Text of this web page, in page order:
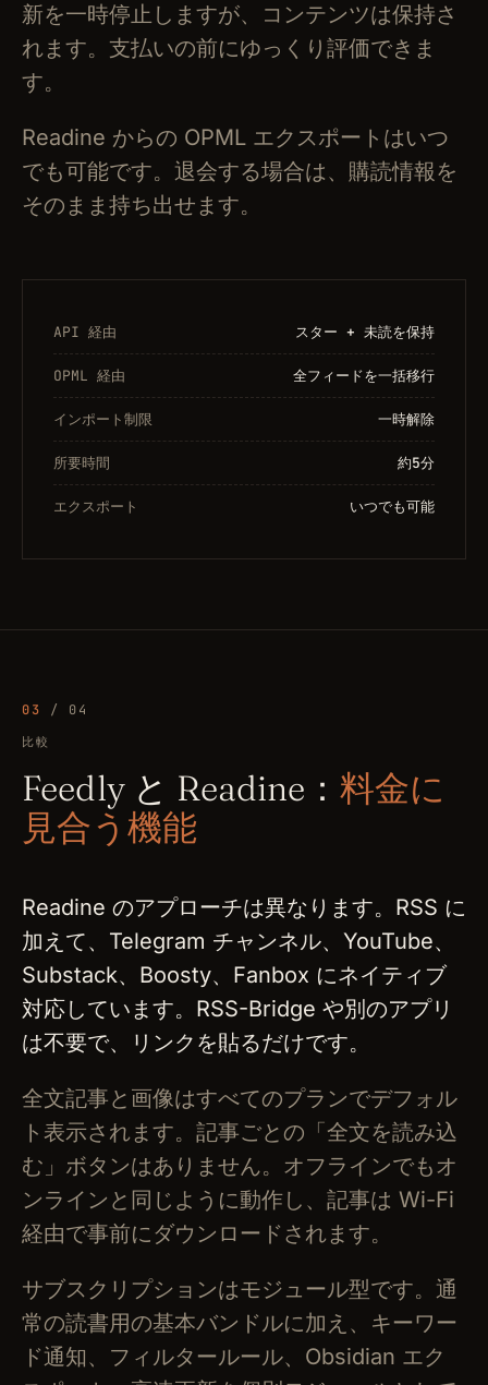
新を一時停止しますが、コンテンツは保持さ
れます。支払いの前にゆっくり評価できま
す。
Readine からの OPML エクスポートはいつ
でも可能です。退会する場合は、購読情報を
そのまま持ち出せます。
API 経由 スター + 未読を保持
OPML 経由 全フィードを一括移行
インポート制限 一時解除
所要時間 約5分
エクスポート いつでも可能
03 / 04
比較
Feedly と Readine： 料金に
見合う機能
Readine のアプローチは異なります。RSS に
加えて、Telegram チャンネル、YouTube、
Substack、Boosty、Fanbox にネイティブ
対応しています。RSS-Bridge や別のアプリ
は不要で、リンクを貼るだけです。
全文記事と画像はすべてのプランでデフォル
ト表示されます。記事ごとの「全文を読み込
む」ボタンはありません。オフラインでもオ
ンラインと同じように動作し、記事は Wi-Fi
経由で事前にダウンロードされます。
サブスクリプションはモジュール型です。通
常の読書用の基本バンドルに加え、キーワー
ド通知、フィルタールール、Obsidian エク